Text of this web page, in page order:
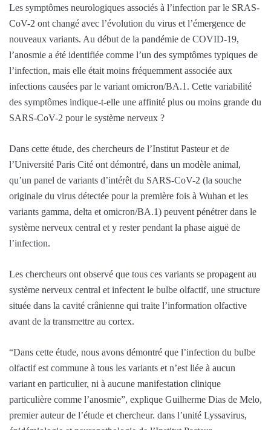
Les symptômes neurologiques associés à l’infection par le SRAS-
CoV-2 ont changé avec l’évolution du virus et l’émergence de
nouveaux variants. Au début de la pandémie de COVID-19,
l’anosmie a été identifiée comme l’un des symptômes typiques de
l’infection, mais elle était moins fréquemment associée aux
infections causées par le variant omicron/BA.1. Cette variabilité
des symptômes indique-t-elle une affinité plus ou moins grande du
SARS-CoV-2 pour le système nerveux ?
Dans cette étude, des chercheurs de l’Institut Pasteur et de
l’Université Paris Cité ont démontré, dans un modèle animal,
qu’un panel de variants d’intérêt du SARS-CoV-2 (la souche
originale du virus détectée pour la première fois à Wuhan et les
variants gamma, delta et omicron/BA.1) peuvent pénétrer dans le
système nerveux central et y rester pendant la phase aiguë de
l’infection.
Les chercheurs ont observé que tous ces variants se propagent au
système nerveux central et infectent le bulbe olfactif, une structure
située dans la cavité crânienne qui traite l’information olfactive
avant de la transmettre au cortex.
“Dans cette étude, nous avons démontré que l’infection du bulbe
olfactif est commune à tous les variants et n’est liée à aucun
variant en particulier, ni à aucune manifestation clinique
particulière comme l’anosmie”, explique Guilherme Dias de Melo,
premier auteur de l’étude et chercheur. dans l’unité Lyssavirus,